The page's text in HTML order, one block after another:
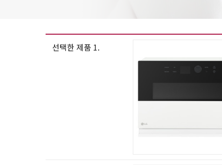
선택한 제품 1.